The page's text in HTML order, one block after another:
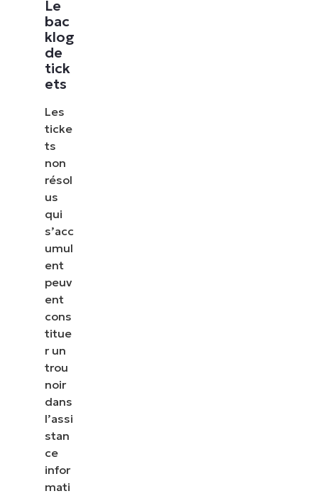
Le
bac
klog
de
tick
ets
Les
ticke
ts
non
résol
us
qui
s’acc
umul
ent
peuv
ent
cons
titue
r un
trou
noir
dans
l’assi
stan
ce
infor
mati